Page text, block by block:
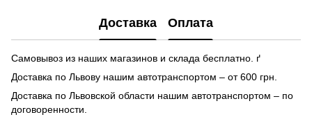
Доставка Оплата
Самовывоз из наших магазинов и склада бесплатно. ґ
Доставка по Львову нашим автотранспортом – от 600 грн.
Доставка по Львовской области нашим автотранспортом – по
договоренности.